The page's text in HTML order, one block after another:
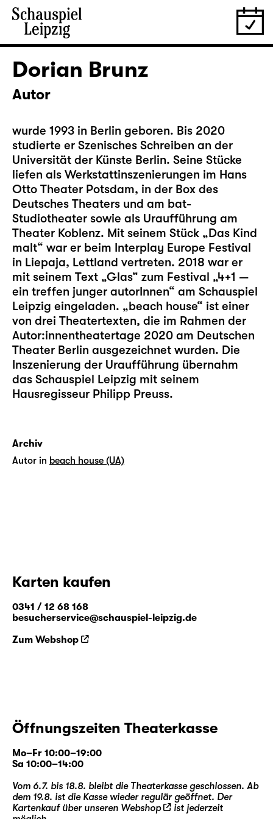
Dorian Brunz
Autor
wurde 1993 in Berlin geboren. Bis 2020
studierte er Szenisches Schreiben an der
Universität der Künste Berlin. Seine Stücke
liefen als Werkstattinszenierungen im Hans
Otto Theater Potsdam, in der Box des
Deutsches Theaters und am bat-
Studiotheater sowie als Uraufführung am
Theater Koblenz. Mit seinem Stück „Das Kind
malt“ war er beim Interplay Europe Festival
in Liepaja, Lettland vertreten. 2018 war er
mit seinem Text „Glas“ zum Festival „4+1 —
ein treffen junger autorInnen“ am Schauspiel
Leipzig eingeladen. „beach house“ ist einer
von drei Theatertexten, die im Rahmen der
Autor:innentheatertage 2020 am Deutschen
Theater Berlin ausgezeichnet wurden. Die
Inszenierung der Uraufführung übernahm
das Schauspiel Leipzig mit seinem
Hausregisseur Philipp Preuss.
Archiv
Autor in beach house (UA)
Karten kaufen
0341 / 12 68 168
besucherservice@schauspiel-leipzig.de
Zum Webshop
Öffnungszeiten Theaterkasse
Mo–Fr 10:00–19:00
Sa 10:00–14:00
Vom 6.7. bis 18.8. bleibt die Theaterkasse geschlossen. Ab
dem 19.8. ist die Kasse wieder regulär geöffnet. Der
Kartenkauf über unseren Webshop
ist jederzeit